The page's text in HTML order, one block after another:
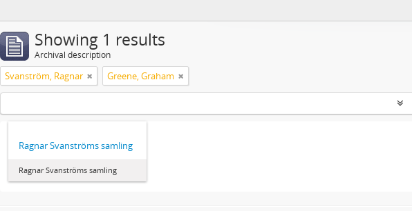
Showing 1 results
Archival description
Svanström, Ragnar Greene, Graham
Ragnar Svanströms samling
Ragnar Svanströms samling